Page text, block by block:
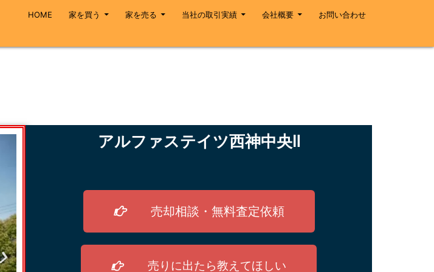
HOME 家を買う 家を売る 当社の取引実績 会社概要 お問い合わせ
アルファステイツ西神中央Ⅱ
売却相談・無料査定依頼
売りに出たら教えてほしい